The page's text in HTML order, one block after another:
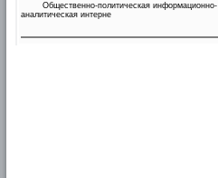
Общественно-политическая информационно-
аналитическая интерне